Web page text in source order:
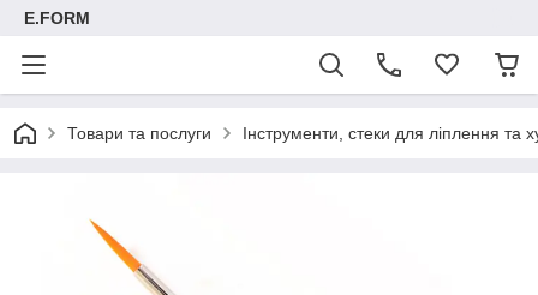
E.FORM
Товари та послуги Інструменти, стеки для ліплення та